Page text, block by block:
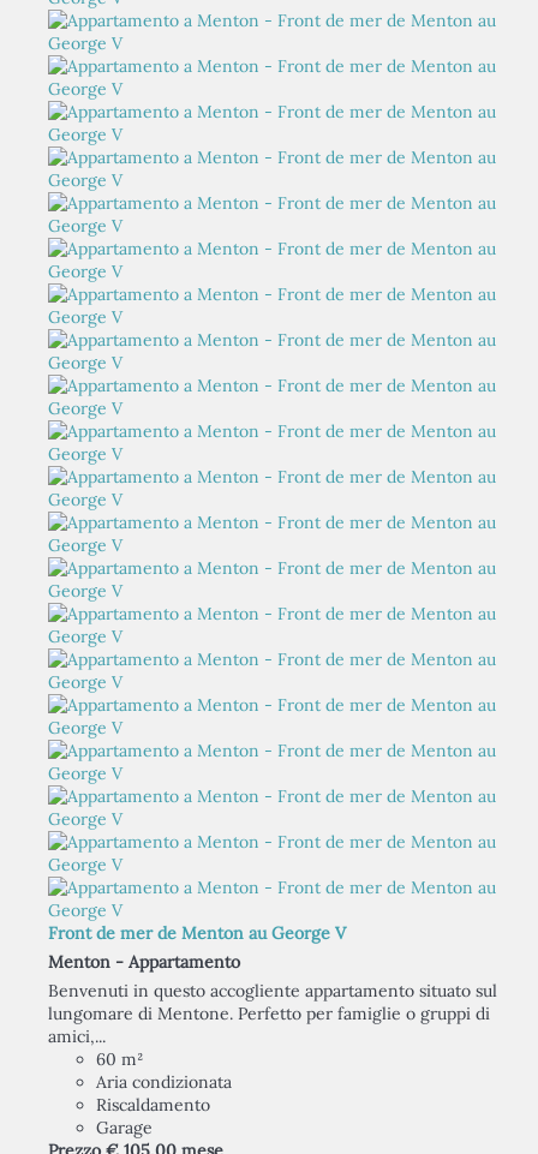
Front de mer de Menton au George V
Menton - Appartamento
Benvenuti in questo accogliente appartamento situato sul
lungomare di Mentone. Perfetto per famiglie o gruppi di
amici,...
60 m²
Aria condizionata
Riscaldamento
Garage